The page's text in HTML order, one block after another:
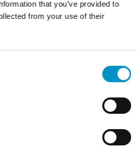
that you’ve provided to
from your use of their